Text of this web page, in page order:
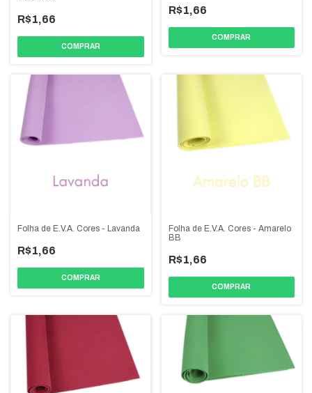
R$1,66
COMPRAR
R$1,66
COMPRAR
Folha de E.V.A. Cores - Lavanda
R$1,66
COMPRAR
Folha de E.V.A. Cores - Amarelo
BB
R$1,66
COMPRAR